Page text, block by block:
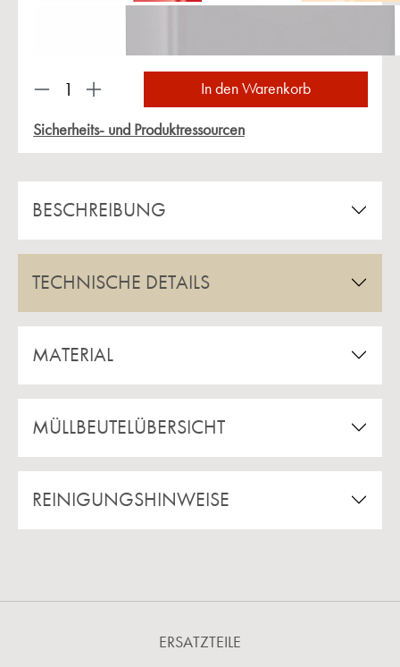
Produkt Anzahl: Gib den gewünschten Wert
In den Warenkorb
Sicherheits- und Produktressourcen
BESCHREIBUNG
TECHNISCHE DETAILS
MATERIAL
MÜLLBEUTELÜBERSICHT
REINIGUNGSHINWEISE
ERSATZTEILE